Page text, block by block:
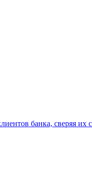
банка, сверяя их